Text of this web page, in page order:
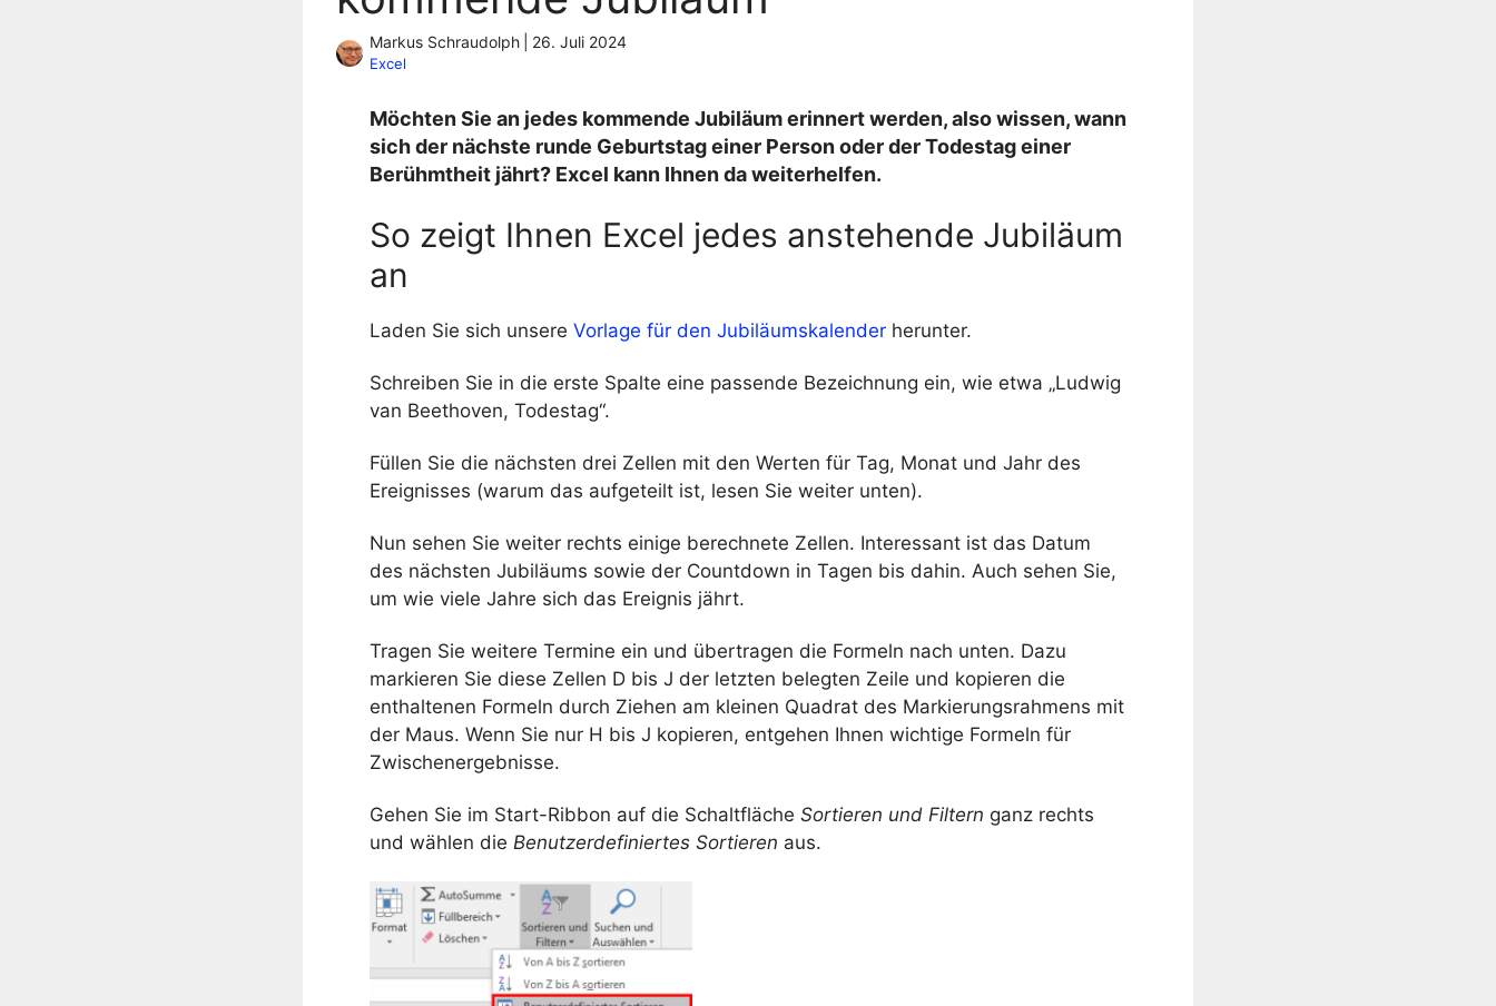
Markus Schraudolph 26. Juli 2024
Excel
Möchten Sie an jedes kommende Jubiläum erinnert werden, also wissen, wann
sich der nächste runde Geburtstag einer Person oder der Todestag einer
Berühmtheit jährt? Excel kann Ihnen da weiterhelfen.
So zeigt Ihnen Excel jedes anstehende Jubiläum
an
Laden Sie sich unsere Vorlage für den Jubiläumskalender herunter.
Schreiben Sie in die erste Spalte eine passende Bezeichnung ein, wie etwa „Ludwig
van Beethoven, Todestag“.
Füllen Sie die nächsten drei Zellen mit den Werten für Tag, Monat und Jahr des
Ereignisses (warum das aufgeteilt ist, lesen Sie weiter unten).
Nun sehen Sie weiter rechts einige berechnete Zellen. Interessant ist das Datum
des nächsten Jubiläums sowie der Countdown in Tagen bis dahin. Auch sehen Sie,
um wie viele Jahre sich das Ereignis jährt.
Tragen Sie weitere Termine ein und übertragen die Formeln nach unten. Dazu
markieren Sie diese Zellen D bis J der letzten belegten Zeile und kopieren die
enthaltenen Formeln durch Ziehen am kleinen Quadrat des Markierungsrahmens mit
der Maus. Wenn Sie nur H bis J kopieren, entgehen Ihnen wichtige Formeln für
Zwischenergebnisse.
Gehen Sie im Start-Ribbon auf die Schaltfläche Sortieren und Filtern ganz rechts
und wählen die Benutzerdefiniertes Sortieren aus.